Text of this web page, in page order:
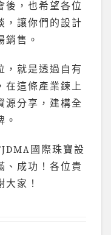
後，也希望各位
，讓你們的設計
銷售。
，就是透過自有
在這條產業鍊上
源分享，建構全
。
國際珠寶設
、成功！各位貴
家！